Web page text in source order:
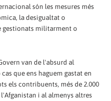
són les mesures més
la desigualtat o
gestionats militarment o
van de l'absurd al
que ens haguem gastat en
els contribuents, més de 2.000
i al almenys altres